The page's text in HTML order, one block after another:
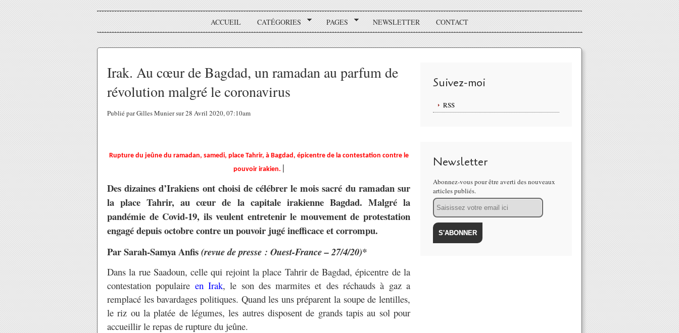
ACCUEIL CATÉGORIES PAGES NEWSLETTER CONTACT
Irak. Au cœur de Bagdad, un ramadan au parfum de
révolution malgré le coronavirus
Publié par Gilles Munier sur 28 Avril 2020, 07:10am
Rupture du jeûne du ramadan, samedi, place Tahrir, à Bagdad, épicentre de la contestation contre le
pouvoir irakien. |
Des dizaines d’Irakiens ont choisi de célébrer le mois sacré du ramadan sur
la place Tahrir, au cœur de la capitale irakienne Bagdad. Malgré la
pandémie de Covid-19, ils veulent entretenir le mouvement de protestation
engagé depuis octobre contre un pouvoir jugé inefficace et corrompu.
Par Sarah-Samya Anfis(revue de presse : Ouest-France – 27/4/20)*
Dans la rue Saadoun, celle qui rejoint la place Tahrir de Bagdad, épicentre de la
contestation populaire en Irak, le son des marmites et des réchauds à gaz a
remplacé les bavardages politiques. Quand les uns préparent la soupe de lentilles,
le riz ou la platée de légumes, les autres disposent de grands tapis au sol pour
accueillir le repas de rupture du jeûne.
Suivez-moi
RSS
Newsletter
Abonnez-vous pour être averti des nouveaux
articles publiés.
Email